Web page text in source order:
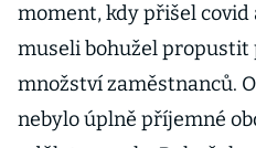
moment, kdy přišel covid
museli bohužel propustit
množství zaměstnanců.
nebylo úplně příjemné